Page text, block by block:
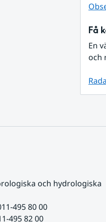
Få
En
och
och hydrologiska
495 80 00
495 82 00